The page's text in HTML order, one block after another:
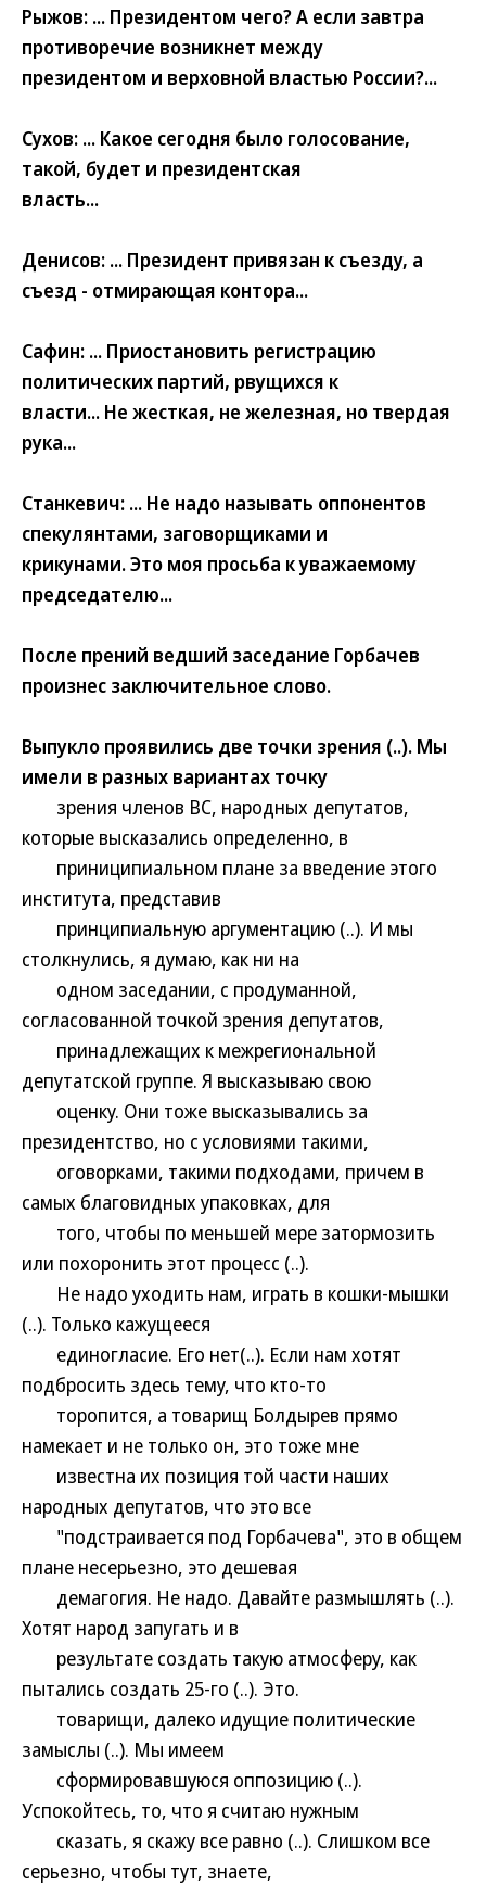
Рыжов: ... Президентом чего? А если завтра
противоречие возникнет между
президентом и верховной властью России?...
Сухов: ... Какое сегодня было голосование,
такой, будет и президентская
власть...
Денисов: ... Президент привязан к съезду, а
съезд - отмирающая контора...
Сафин: ... Приостановить регистрацию
политических партий, рвущихся к
власти... Не жесткая, не железная, но твердая
рука...
Станкевич: ... Не надо называть оппонентов
спекулянтами, заговорщиками и
крикунами. Это моя просьба к уважаемому
председателю...
После прений ведший заседание Горбачев
произнес заключительное слово.
Выпукло проявились две точки зрения (..). Мы
имели в разных вариантах точку
зрения членов ВС, народных депутатов,
которые высказались определенно, в
приниципиальном плане за введение этого
института, представив
принципиальную аргументацию (..). И мы
столкнулись, я думаю, как ни на
одном заседании, с продуманной,
согласованной точкой зрения депутатов,
принадлежащих к межрегиональной
депутатской группе. Я высказываю свою
оценку. Они тоже высказывались за
президентство, но с условиями такими,
оговорками, такими подходами, причем в
самых благовидных упаковках, для
того, чтобы по меньшей мере затормозить
или похоронить этот процесс (..).
Не надо уходить нам, играть в кошки-мышки
(..). Только кажущееся
единогласие. Его нет(..). Если нам хотят
подбросить здесь тему, что кто-то
торопится, а товарищ Болдырев прямо
намекает и не только он, это тоже мне
известна их позиция той части наших
народных депутатов, что это все
"подстраивается под Горбачева", это в общем
плане несерьезно, это дешевая
демагогия. Не надо. Давайте размышлять (..).
Хотят народ запугать и в
результате создать такую атмосферу, как
пытались создать 25-го (..). Это.
товарищи, далеко идущие политические
замыслы (..). Мы имеем
сформировавшуюся оппозицию (..).
Успокойтесь, то, что я считаю нужным
сказать, я скажу все равно (..). Слишком все
серьезно, чтобы тут, знаете,